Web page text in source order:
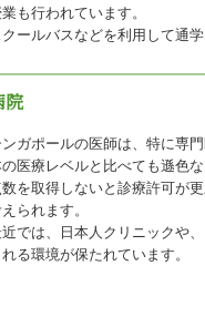
も行われています。
ールバスなどを利用して通
院
ガポールの医師は、特に専
医療レベルと比べても遜色
を取得しないと診療許可が
られます。
では、日本人クリニックや
る環境が保たれています。